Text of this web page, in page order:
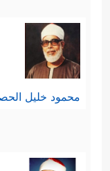
محمود خليل